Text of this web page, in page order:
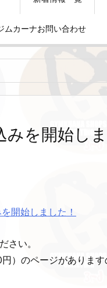
ムカーナお問い合わせ
を開始し
開始しました！
さい。
）のページがあります